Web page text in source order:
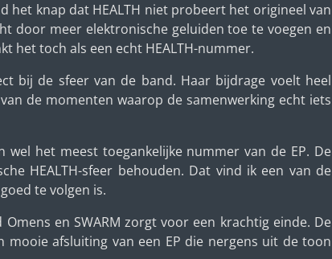
het knap dat HEALTH niet probeert het origineel van
door meer elektronische geluiden toe te voegen en
het toch als een echt HEALTH-nummer.
bij de sfeer van de band. Haar bijdrage voelt heel
de momenten waarop de samenwerking echt iets
wel het meest toegankelijke nummer van de EP. De
HEALTH-sfeer behouden. Dat vind ik een van de
te volgen is.
en SWARM zorgt voor een krachtig einde. De
afsluiting van een EP die nergens uit de toon